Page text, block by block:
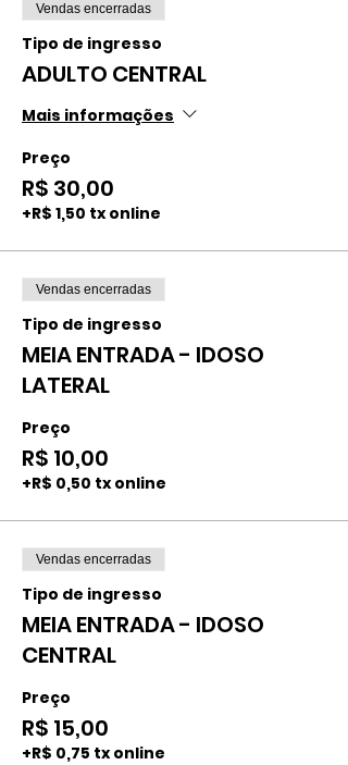
Vendas encerradas
Tipo de ingresso
ADULTO CENTRAL
Mais informações
Preço
R$ 30,00
+R$ 1,50 tx online
Vendas encerradas
Tipo de ingresso
MEIA ENTRADA - IDOSO
LATERAL
Preço
R$ 10,00
+R$ 0,50 tx online
Vendas encerradas
Tipo de ingresso
MEIA ENTRADA - IDOSO
CENTRAL
Preço
R$ 15,00
+R$ 0,75 tx online